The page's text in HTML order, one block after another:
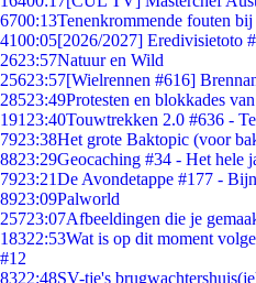
6700:13Tenenkrommende fouten
4100:05[2026/2027] Eredivisietoto
2623:57Natuur en Wild
25623:57[Wielrennen #616]
28523:49Protesten en blokkades
191 23:40Touwtrekken 2.0 #636 -
7923:38Het grote Baktopic (voor
8823:29Geocaching #34 - Het hele
7923:21De Avondetappe #177 -
8923:09Palworld
25723:07Afbeeldingen die je
18322:53Wat is op dit moment
#12
8322:48SV-tje's